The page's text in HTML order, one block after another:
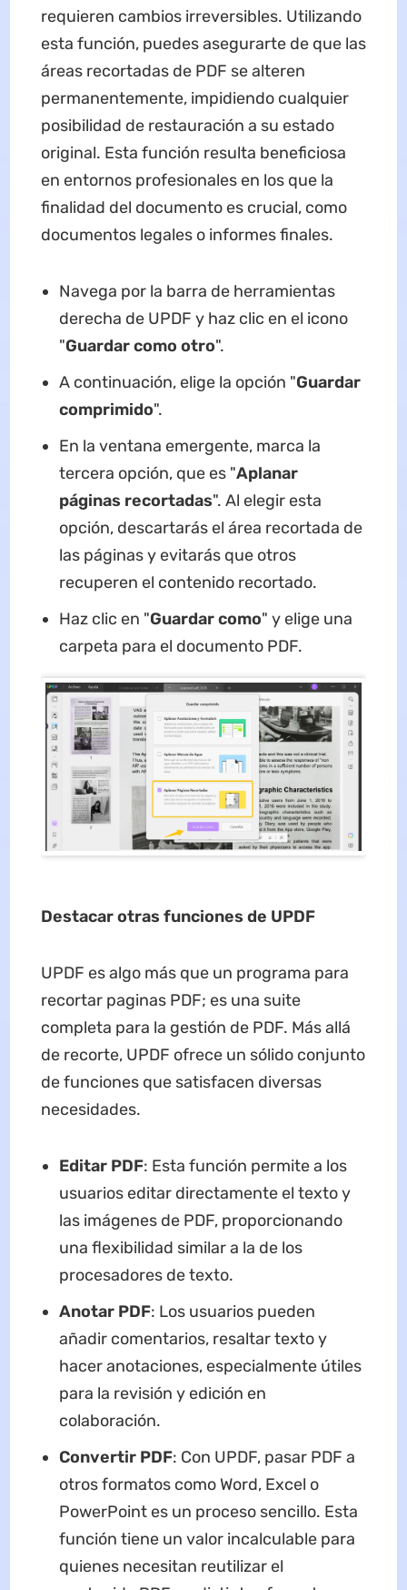
requieren cambios irreversibles. Utilizando
esta función, puedes asegurarte de que las
áreas recortadas de PDF se alteren
permanentemente, impidiendo cualquier
posibilidad de restauración a su estado
original. Esta función resulta beneficiosa
en entornos profesionales en los que la
finalidad del documento es crucial, como
documentos legales o informes finales.
Navega por la barra de herramientas
derecha de UPDF y haz clic en el icono
"Guardar como otro".
A continuación, elige la opción "Guardar
comprimido".
En la ventana emergente, marca la
tercera opción, que es "Aplanar
páginas recortadas". Al elegir esta
opción, descartarás el área recortada de
las páginas y evitarás que otros
recuperen el contenido recortado.
Haz clic en "Guardar como" y elige una
carpeta para el documento PDF.
Destacar otras funciones de UPDF
UPDF es algo más que un programa para
recortar paginas PDF; es una suite
completa para la gestión de PDF. Más allá
de recorte, UPDF ofrece un sólido conjunto
de funciones que satisfacen diversas
necesidades.
Editar PDF: Esta función permite a los
usuarios editar directamente el texto y
las imágenes de PDF, proporcionando
una flexibilidad similar a la de los
procesadores de texto.
Anotar PDF: Los usuarios pueden
añadir comentarios, resaltar texto y
hacer anotaciones, especialmente útiles
para la revisión y edición en
colaboración.
Convertir PDF: Con UPDF, pasar PDF a
otros formatos como Word, Excel o
PowerPoint es un proceso sencillo. Esta
función tiene un valor incalculable para
quienes necesitan reutilizar el